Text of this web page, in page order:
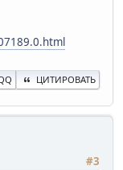
ЦИТИРОВАТЬ
#3